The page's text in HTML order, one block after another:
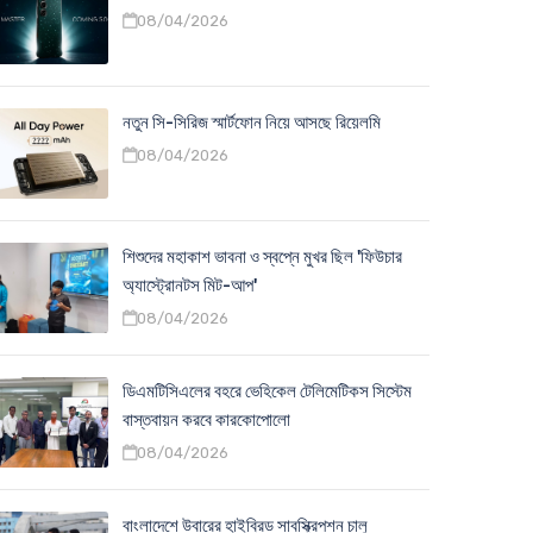
08/04/2026
নতুন সি-সিরিজ স্মার্টফোন নিয়ে আসছে রিয়েলমি
08/04/2026
শিশুদের মহাকাশ ভাবনা ও স্বপ্নে মুখর ছিল 'ফিউচার
অ্যাস্ট্রোনটস মিট-আপ'
08/04/2026
ডিএমটিসিএলের বহরে ভেহিকেল টেলিমেটিকস সিস্টেম
বাস্তবায়ন করবে কারকোপোলো
08/04/2026
বাংলাদেশে উবারের হাইব্রিড সাবস্ক্রিপশন চালু